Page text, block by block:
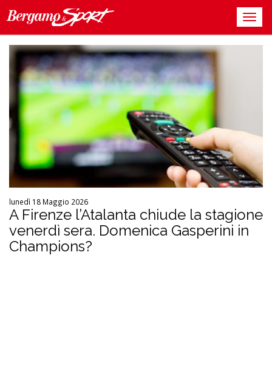
lunedì 18 Maggio 2026
A Firenze l’Atalanta chiude la stagione
venerdì sera. Domenica Gasperini in
Champions?